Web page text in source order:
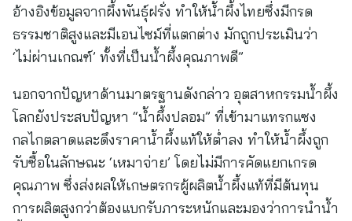
อ้างอิงข้อมูลจากผึ้งพันธุ์ฝรั่ง ทำให้น้ำผึ้งไทยซึ่งมีกรด
ธรรมชาติสูงและมีเอนไซม์ที่แตกต่าง มักถูกประเมินว่า
‘ไม่ผ่านเกณฑ์’ ทั้งที่เป็นน้ำผึ้งคุณภาพดี”
นอกจากปัญหาด้านมาตรฐานดังกล่าว อุตสาหกรรมน้ำผึ้ง
โลกยังประสบปัญหา “น้ำผึ้งปลอม” ที่เข้ามาแทรกแซง
กลไกตลาดและดึงราคาน้ำผึ้งแท้ให้ต่ำลง ทำให้น้ำผึ้งถูก
รับซื้อในลักษณะ ‘เหมาจ่าย’ โดยไม่มีการคัดแยกเกรด
คุณภาพ ซึ่งส่งผลให้เกษตรกรผู้ผลิตน้ำผึ้งแท้ที่มีต้นทุน
การผลิตสูงกว่าต้องแบกรับภาระหนักและมองว่าการนำน้ำ